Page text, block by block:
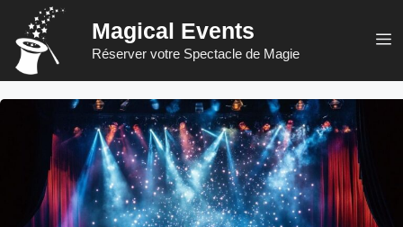
contenu
Magical Events
Réserver votre Spectacle de Magie